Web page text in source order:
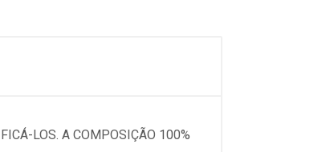
LOS. A COMPOSIÇÃO 100%